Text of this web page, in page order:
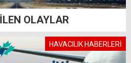
OLAYLAR
HAVACILIK HABERLERİ